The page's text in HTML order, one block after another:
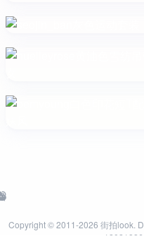
Copyright © 2011-2026 街拍look .